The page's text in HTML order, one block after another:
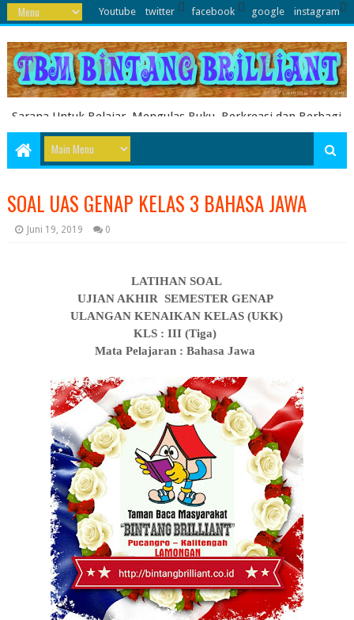
Youtube twitter facebook google instagram
Sarana Untuk Belajar, Mengulas Buku, Berkreasi dan Berbagi
Pengetahuan serta Energi Literasi Berbagai soal ujian sekolah
dasar juga dibahas disini
SOAL UAS GENAP KELAS 3 BAHASA JAWA
Juni 19, 2019 0
LATIHAN SOAL
UJIAN AKHIR SEMESTER GENAP
ULANGAN KENAIKAN KELAS (UKK)
KLS : III (Tiga)
Mata Pelajaran :Bahasa Jawa